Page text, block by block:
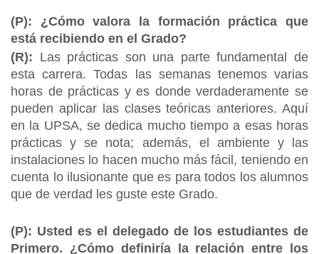
(P): ¿Cómo valora la formación práctica que
está recibiendo en el Grado?
(R): Las prácticas son una parte fundamental de
esta carrera. Todas las semanas tenemos varias
horas de prácticas y es donde verdaderamente se
pueden aplicar las clases teóricas anteriores. Aquí
en la UPSA, se dedica mucho tiempo a esas horas
prácticas y se nota; además, el ambiente y las
instalaciones lo hacen mucho más fácil, teniendo en
cuenta lo ilusionante que es para todos los alumnos
que de verdad les guste este Grado.
(P): Usted es el delegado de los estudiantes de
Primero. ¿Cómo definiría la relación entre los